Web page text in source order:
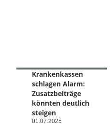
Krankenkassen
schlagen Alarm:
Zusatzbeiträge
könnten deutlich
steigen
01.07.2025